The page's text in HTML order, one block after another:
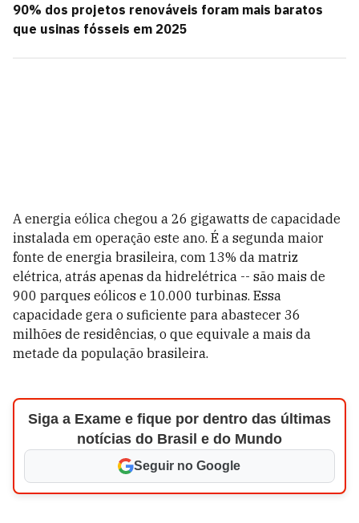
90% dos projetos renováveis foram mais baratos
que usinas fósseis em 2025
A energia eólica chegou a 26 gigawatts de capacidade
instalada em operação este ano. É a segunda maior
fonte de energia brasileira, com 13% da matriz
elétrica, atrás apenas da hidrelétrica -- são mais de
900 parques eólicos e 10.000 turbinas. Essa
capacidade gera o suficiente para abastecer 36
milhões de residências, o que equivale a mais da
metade da população brasileira.
Siga a Exame e fique por dentro das últimas
notícias do Brasil e do Mundo
Seguir no Google